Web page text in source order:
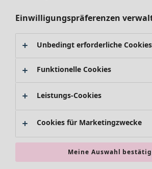
Basics
Alle anzeigen
SALE Aktionen
Einwilligungspräferenzen
Unbedingt erforderliche Cookies
Funktionelle Cookies
Leistungs-Cookies
Cookies für Marketingzwecke
Meine Auswahl